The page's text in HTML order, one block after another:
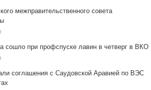
межправительственного совета
сошло при профспуске лавин в четверг в ВКО
соглашения с Саудовской Аравией по ВЭС